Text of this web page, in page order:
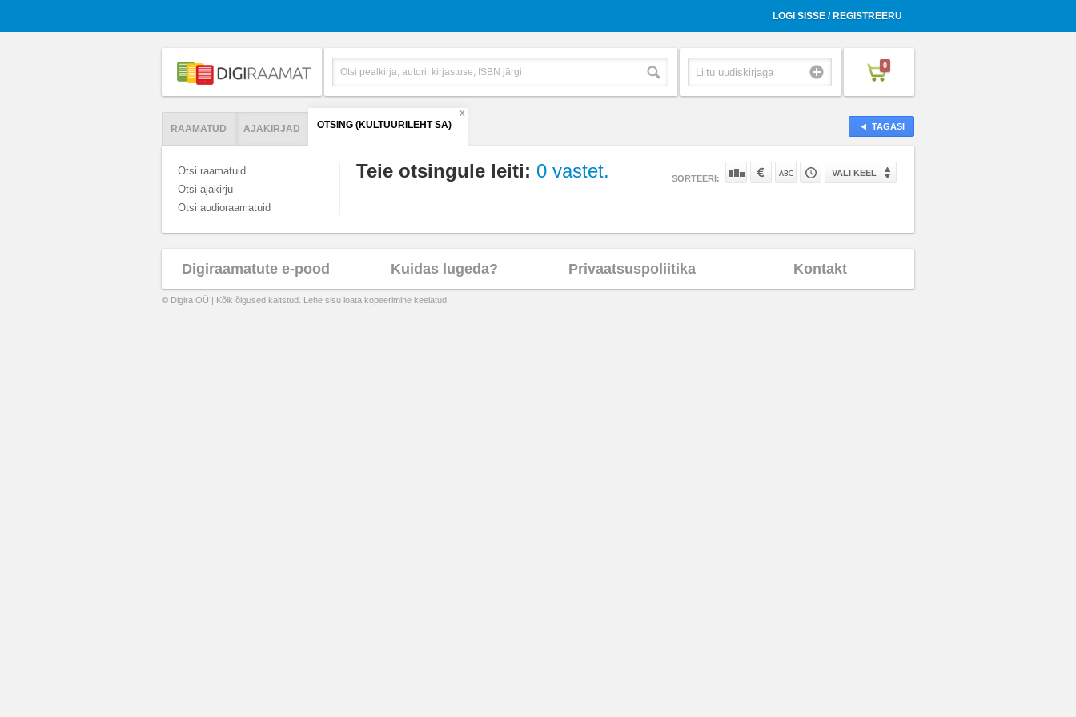
LOGI SISSE / REGISTREERU
0
TAGASI
RAAMATUD AJAKIRJAD OTSING (KULTUURILEHT SA)
X
Otsi raamatuid
Otsi ajakirju
Otsi audioraamatuid
Teie otsingule leiti: 0 vastet. SORTEERI:
VALI KEEL
Digiraamatute e-pood Kuidas lugeda? Privaatsuspoliitika Kontakt
© Digira OÜ | Kõik õigused kaitstud. Lehe sisu loata kopeerimine keelatud.